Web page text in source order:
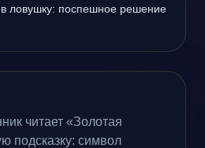
ловушку: поспешное решение
читает «Золотая
подсказку: символ